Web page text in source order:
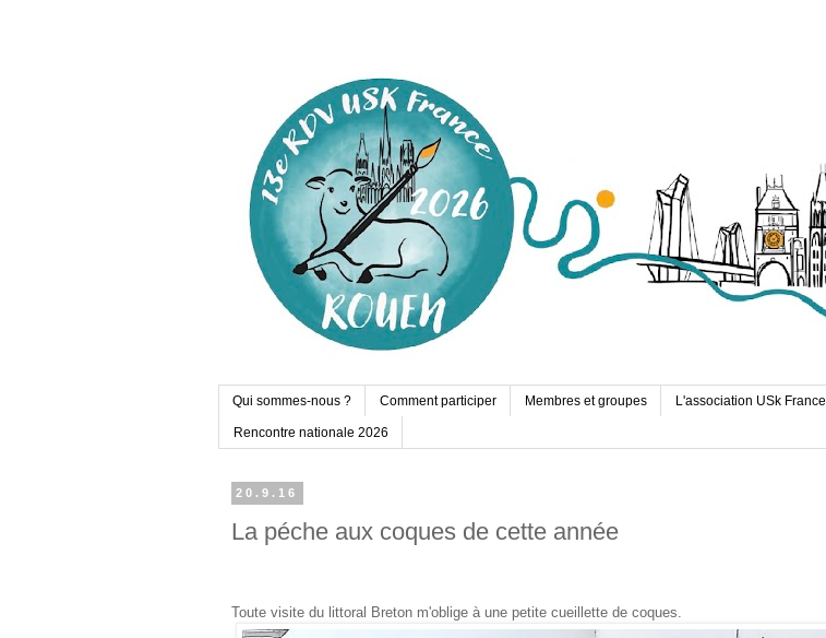
Qui sommes-nous ? Comment participer Membres et groupes L'association USk France
Rencontre nationale 2026
20.9.16
La péche aux coques de cette année
Toute visite du littoral Breton m'oblige à une petite cueillette de coques.